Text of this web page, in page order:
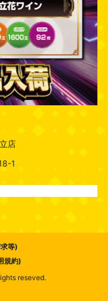
店
1
等)
規約)
reseved.